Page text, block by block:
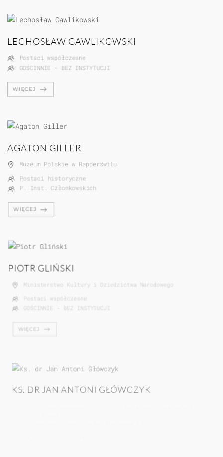
LECHOSŁAW GAWLIKOWSKI
Postaci współczesne
GOŚCINNIE - BEZ INSTYTUCJI
WIĘCEJ
AGATON GILLER
Muzeum Polskie w Rapperswilu
Postaci historyczne
P. Inst. Członkowskich
WIĘCEJ
PIOTR GLIŃSKI
Ministerstwo Kultury i Dziedzictwa Narodowego
Postaci współczesne
GOŚCINNIE - BEZ INSTYTUCJI
WIĘCEJ
KS. DR JAN ANTONI GŁÓWCZYK